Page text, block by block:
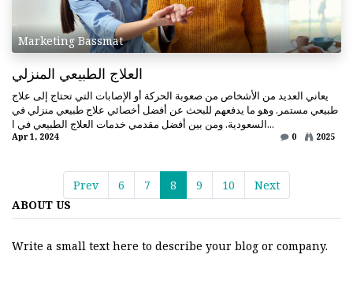
Marketing Bassmat
العلاج الطبيعي المنزلي
يعاني العديد من الأشخاص من صعوبة الحركة أو الإصابات التي تحتاج إلى علاج
طبيعي مستمر. وهو ما يدفعهم للبحث عن أفضل أخصائي علاج طبيعي منزلي في
السعودية. ومن بين أفضل مقدمي خدمات العلاج الطبيعي في ا...
Apr 1, 2024 0 2025
Prev 6 7 8 9 10
Next
ABOUT US
Write a small text here to describe your blog or company.